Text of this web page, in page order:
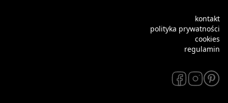
kontakt
polityka prywatności
cookies
regulamin